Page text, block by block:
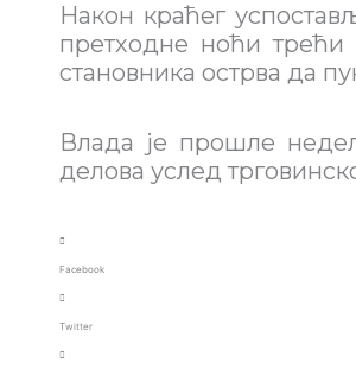
Након краћег
претходне ноћи трећи
становника острва да
Влада је прошле
делова услед
Facebook
Twitter